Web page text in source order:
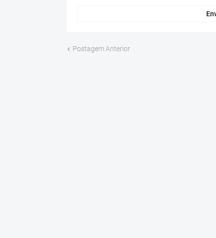
Postagem Anterior